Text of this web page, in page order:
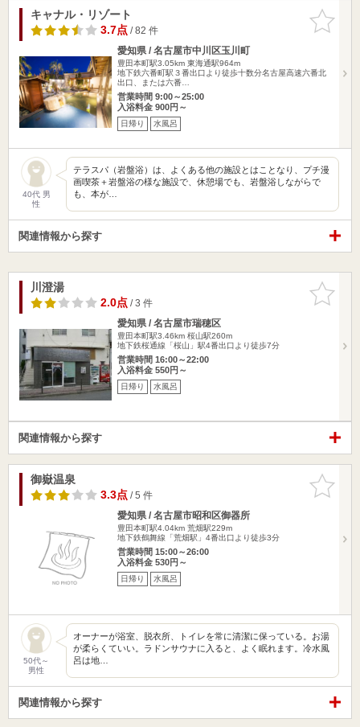
お気に入
りに追加
キャナル・リゾート
3.7点/ 82 件
愛知県 / 名古屋市中川区玉川町
豊田本町駅3.05km 東海通駅964m
地下鉄六番町駅３番出口より徒歩十数分名古屋高速六番北
出口、または六番…
営業時間 9:00～25:00
入浴料金 900円～
日帰り 水風呂
40代 男
性
テラスパ（岩盤浴）は、よくある他の施設とはことなり、プチ漫
画喫茶＋岩盤浴の様な施設で、休憩場でも、岩盤浴しながらで
も、本が…
関連情報から探す
お気に入
りに追加
川澄湯
2.0点/ 3 件
愛知県 / 名古屋市瑞穂区
豊田本町駅3.46km 桜山駅260m
地下鉄桜通線「桜山」駅4番出口より徒歩7分
営業時間 16:00～22:00
入浴料金 550円～
日帰り 水風呂
関連情報から探す
お気に入
りに追加
御嶽温泉
3.3点/ 5 件
愛知県 / 名古屋市昭和区御器所
豊田本町駅4.04km 荒畑駅229m
地下鉄鶴舞線「荒畑駅」4番出口より徒歩3分
営業時間 15:00～26:00
入浴料金 530円～
日帰り 水風呂
50代～
男性
オーナーが浴室、脱衣所、トイレを常に清潔に保っている。お湯
が柔らくていい。ラドンサウナに入ると、よく眠れます。冷水風
呂は地…
関連情報から探す